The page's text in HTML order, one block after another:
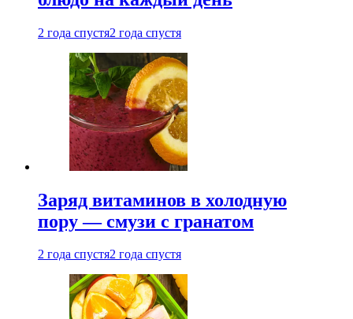
2 года спустя2 года спустя
Заряд витаминов в холодную
пору — смузи с гранатом
2 года спустя2 года спустя